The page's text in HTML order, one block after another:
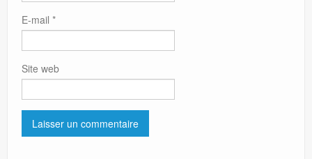
E-mail *
Site web